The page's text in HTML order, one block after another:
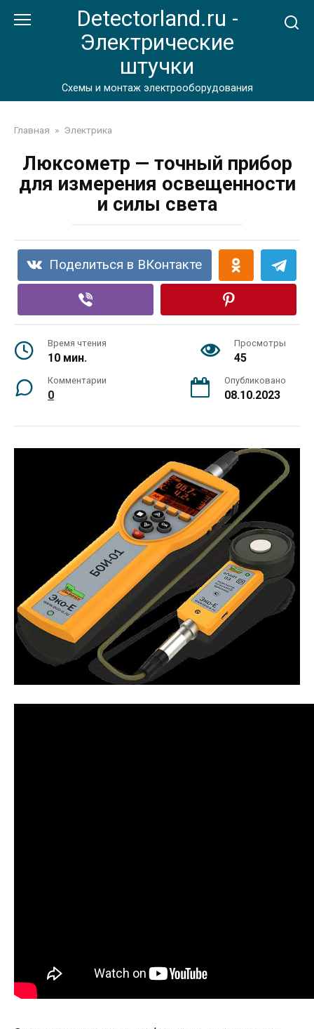
Detectorland.ru -
Электрические
штучки
Схемы и монтаж электрооборудования
Главная » Электрика
Люксометр — точный прибор
для измерения освещенности
и силы света
Поделиться в ВКонтакте
Время чтения
10 мин.
Просмотры
45
Комментарии
0
Опубликовано
08.10.2023